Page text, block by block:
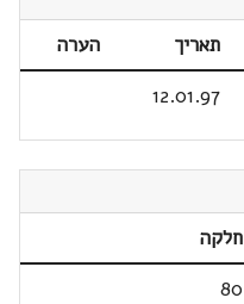
תאריך
הערה
12.01.97
חלקה
80